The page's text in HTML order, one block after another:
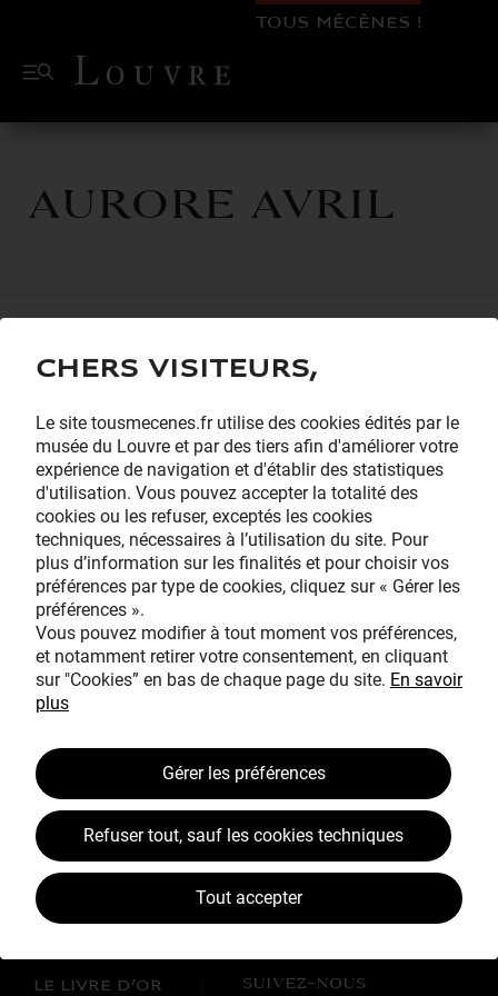
TOUS MÉCÈNES !
Aurore AVRIL
Avec le mécénat
exceptionnel de
L’ŒUVRE À LA LOUPE
JEAN SIMEON CHARDIN
VOS CONTREPARTIES
ACTUALITÉS
LE LIVRE D’OR SUIVEZ-NOUS
Chers visiteurs,
Le site tousmecenes.fr utilise des cookies édités par le
musée du Louvre et par des tiers afin d'améliorer votre
expérience de navigation et d'établir des statistiques
d'utilisation. Vous pouvez accepter la totalité des
cookies ou les refuser, exceptés les cookies
techniques, nécessaires à l’utilisation du site. Pour
plus d’information sur les finalités et pour choisir vos
préférences par type de cookies, cliquez sur « Gérer les
préférences ».
Vous pouvez modifier à tout moment vos préférences,
et notamment retirer votre consentement, en cliquant
sur "Cookies” en bas de chaque page du site. En savoir
plus
Gérer les préférences
Refuser tout, sauf les cookies techniques
Tout accepter